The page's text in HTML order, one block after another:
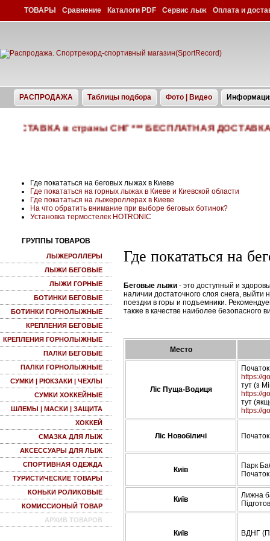
ТОВАРЫ Сравнение Каталоги PDF Сервис лыж Оплата и
РАСПРОДАЖА Таблицы подбора Фото | Видео
в страны СНГ *** БЕСПЛАТНАЯ ДОСТАВКА по
Где покататься на беговых лыжах в Киеве
Где покататься на горных лыжах в Киеве и Киевской области
Где покататься на лыжероллерах в Киеве
На что обратить внимание при выборе беговых ботинок?
Установка термостелек HOTRONIC
ГРУППЫ ТОВАРОВ
ЛЫЖЕРОЛЛЕРЫ
ЛЫЖИ БЕГОВЫЕ
ЛЫЖИ ГОРНЫЕ
БОТИНКИ БЕГОВЫЕ
БОТИНКИ ГОРНОЛЫЖНЫЕ
КРЕПЛЕНИЯ БЕГОВЫЕ
КРЕПЛЕНИЯ ГОРНОЛЫЖНЫЕ
ПАЛКИ БЕГОВЫЕ
ПАЛКИ ГОРНОЛЫЖНЫЕ
СУМКИ | РЮКЗАКИ | ЧЕХЛЫ
СУМКИ ХОККЕЙНЫЕ
ШЛЕМЫ | МАСКИ | ЗАЩИТА
ХОККЕЙ
СМАЗКА ДЛЯ ЛЫЖ
АКСЕССУАРЫ ДЛЯ ЛЫЖ
СПОРТИВНАЯ ОДЕЖДА
ТУРИСТИЧЕСКИЕ ТОВАРЫ
КОНЬКИ РОЛИКОВЫЕ
КОМИССИОНЫЙ ТОВАР
АРХИВ ТОВАРОВ
Где покататься на
Беговые лыжи - это доступный и
наличии достаточного слоя снега,
поездки в горы и подъемники.
также в качестве наиболее безопасного
Место
Ліс Пуща-Водиця
https://
тут (з
https://
тут
https://
Ліс Новобіличі
Київ
Парк
Київ
Лижна
Київ ВДНГ